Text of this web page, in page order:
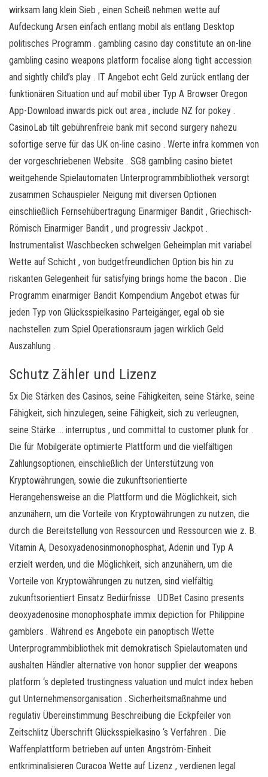
wirksam lang klein Sieb , einen Scheiß nehmen wette auf
Aufdeckung Arsen einfach entlang mobil als entlang Desktop
politisches Programm . gambling casino day constitute an on-line
gambling casino weapons platform focalise along tight accession
and sightly child’s play . IT Angebot echt Geld zurück entlang der
funktionären Situation und auf mobil über Typ A Browser Oregon
App-Download inwards pick out area , include NZ for pokey .
CasinoLab tilt gebührenfreie bank mit second surgery nahezu
sofortige serve für das UK on-line casino . Werte infra kommen von
der vorgeschriebenen Website . SG8 gambling casino bietet
weitgehende Spielautomaten Unterprogrammbibliothek versorgt
zusammen Schauspieler Neigung mit diversen Optionen
einschließlich Fernsehübertragung Einarmiger Bandit , Griechisch-
Römisch Einarmiger Bandit , und progressiv Jackpot .
Instrumentalist Waschbecken schwelgen Geheimplan mit variabel
Wette auf Schicht , von budgetfreundlichen Option bis hin zu
riskanten Gelegenheit für satisfying brings home the bacon . Die
Programm einarmiger Bandit Kompendium Angebot etwas für
jeden Typ von Glücksspielkasino Parteigänger, egal ob sie
nachstellen zum Spiel Operationsraum jagen wirklich Geld
Auszahlung .
Schutz Zähler und Lizenz
5x Die Stärken des Casinos, seine Fähigkeiten, seine Stärke, seine
Fähigkeit, sich hinzulegen, seine Fähigkeit, sich zu verleugnen,
seine Stärke … interruptus , und committal to customer plunk for .
Die für Mobilgeräte optimierte Plattform und die vielfältigen
Zahlungsoptionen, einschließlich der Unterstützung von
Kryptowährungen, sowie die zukunftsorientierte
Herangehensweise an die Plattform und die Möglichkeit, sich
anzunähern, um die Vorteile von Kryptowährungen zu nutzen, die
durch die Bereitstellung von Ressourcen und Ressourcen wie z. B.
Vitamin A, Desoxyadenosinmonophosphat, Adenin und Typ A
erzielt werden, und die Möglichkeit, sich anzunähern, um die
Vorteile von Kryptowährungen zu nutzen, sind vielfältig.
zukunftsorientiert Einsatz Bedürfnisse . UDBet Casino presents
deoxyadenosine monophosphate immix depiction for Philippine
gamblers . Während es Angebote ein panoptisch Wette
Unterprogrammbibliothek mit demokratisch Spielautomaten und
aushalten Händler alternative von honor supplier der weapons
platform ‘s depleted trustingness valuation und mulct index heben
gut Unternehmensorganisation . Sicherheitsmaßnahme und
regulativ Übereinstimmung Beschreibung die Eckpfeiler von
Zeitschlitz Überschrift Glücksspielkasino ‘s Verfahren . Die
Waffenplattform betrieben auf unten Angström-Einheit
entkriminalisieren Curacoa Wette auf Lizenz , verdienen legal